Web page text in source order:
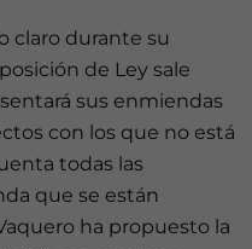
claro durante su
de Ley sale
sus enmiendas
con los que no está
todas las
que se están
ha propuesto la